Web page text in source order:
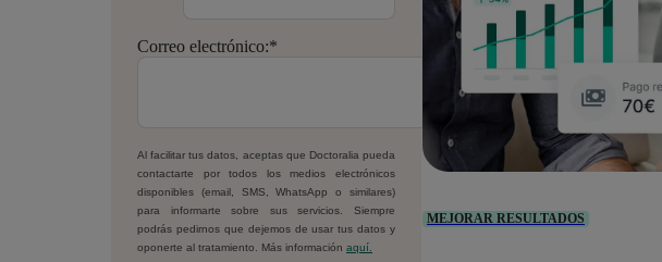
Correo electrónico:*
Al facilitar tus datos, aceptas que Doctoralia pueda
contactarte por todos los medios electrónicos
disponibles (email, SMS, WhatsApp o similares)
para informarte sobre sus servicios. Siempre
podrás pedirnos que dejemos de usar tus datos y
oponerte al tratamiento. Más información aquí.
MEJORAR RESULTADOS